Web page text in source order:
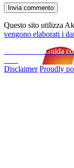
Questo sito utilizza
vengono elaborati i
Navigazione
articoli
Guida
Disclaimer Proudly